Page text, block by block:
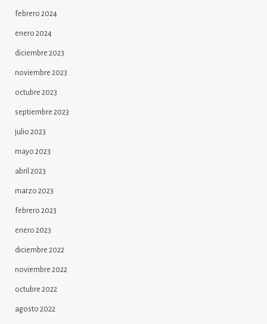
febrero 2024
enero 2024
diciembre 2023
noviembre 2023
octubre 2023
septiembre 2023
julio 2023
mayo 2023
abril 2023
marzo 2023
febrero 2023
enero 2023
diciembre 2022
noviembre 2022
octubre 2022
agosto 2022